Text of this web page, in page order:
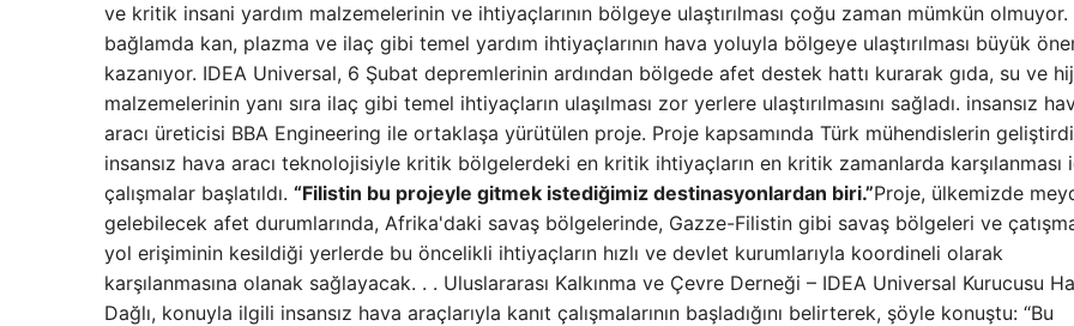
ve kritik insani yardım malzemelerinin ve ihtiyaçlarının bölgeye ulaştırılması çoğu zaman mümkün olmuyor.
bağlamda kan, plazma ve ilaç gibi temel yardım ihtiyaçlarının hava yoluyla bölgeye ulaştırılması büyük
kazanıyor. IDEA Universal, 6 Şubat depremlerinin ardından bölgede afet destek hattı kurarak gıda, su ve
malzemelerinin yanı sıra ilaç gibi temel ihtiyaçların ulaşılması zor yerlere ulaştırılmasını sağladı. insansız
aracı üreticisi BBA Engineering ile ortaklaşa yürütülen proje. Proje kapsamında Türk mühendislerin
insansız hava aracı teknolojisiyle kritik bölgelerdeki en kritik ihtiyaçların en kritik zamanlarda karşılanması
çalışmalar başlatıldı. “Filistin bu projeyle gitmek istediğimiz destinasyonlardan biri.”Proje, ülkemizde
gelebilecek afet durumlarında, Afrika'daki savaş bölgelerinde, Gazze-Filistin gibi savaş bölgeleri ve
yol erişiminin kesildiği yerlerde bu öncelikli ihtiyaçların hızlı ve devlet kurumlarıyla koordineli olarak
karşılanmasına olanak sağlayacak. . . Uluslararası Kalkınma ve Çevre Derneği – IDEA Universal Kurucusu
Dağlı, konuyla ilgili insansız hava araçlarıyla kanıt çalışmalarının başladığını belirterek, şöyle konuştu: “Bu